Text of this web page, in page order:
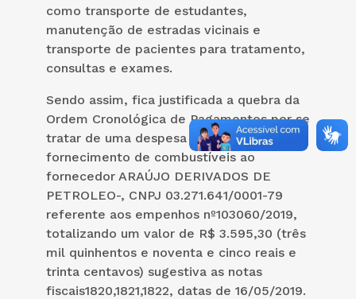
como transporte de estudantes,
manutenção de estradas vicinais e
transporte de pacientes para tratamento,
consultas e exames.
Sendo assim, fica justificada a quebra da
Ordem Cronológica de Pagamentos por se
tratar de uma despesa essencial de
fornecimento de combustíveis ao
fornecedor ARAÚJO DERIVADOS DE
PETROLEO-, CNPJ 03.271.641/0001-79
referente aos empenhos nº103060/2019,
totalizando um valor de R$ 3.595,30 (três
mil quinhentos e noventa e cinco reais e
trinta centavos) sugestiva as notas
fiscais1820,1821,1822, datas de 16/05/2019.